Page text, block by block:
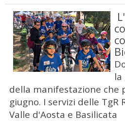
della manifestazione che
giugno. I servizi delle TgR
Valle d'Aosta e Basilicata